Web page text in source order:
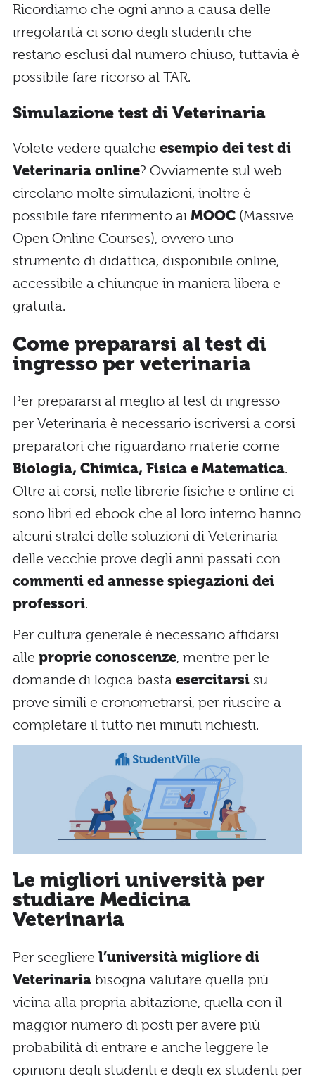
Ricordiamo che ogni anno a causa delle
irregolarità ci sono degli studenti che
restano esclusi dal numero chiuso, tuttavia è
possibile fare ricorso al TAR.
Simulazione test di Veterinaria
Volete vedere qualche esempio dei test di
Veterinaria online? Ovviamente sul web
circolano molte simulazioni, inoltre è
possibile fare riferimento ai MOOC (Massive
Open Online Courses), ovvero uno
strumento di didattica, disponibile online,
accessibile a chiunque in maniera libera e
gratuita.
Come prepararsi al test di
ingresso per veterinaria
Per prepararsi al meglio al test di ingresso
per Veterinaria è necessario iscriversi a corsi
preparatori che riguardano materie come
Biologia, Chimica, Fisica e Matematica.
Oltre ai corsi, nelle librerie fisiche e online ci
sono libri ed ebook che al loro interno hanno
alcuni stralci delle soluzioni di Veterinaria
delle vecchie prove degli anni passati con
commenti ed annesse spiegazioni dei
professori.
Per cultura generale è necessario affidarsi
alle proprie conoscenze, mentre per le
domande di logica basta esercitarsi su
prove simili e cronometrarsi, per riuscire a
completare il tutto nei minuti richiesti.
Le migliori università per
studiare Medicina
Veterinaria
Per scegliere l’università migliore di
Veterinaria bisogna valutare quella più
vicina alla propria abitazione, quella con il
maggior numero di posti per avere più
probabilità di entrare e anche leggere le
opinioni degli studenti e degli ex studenti per